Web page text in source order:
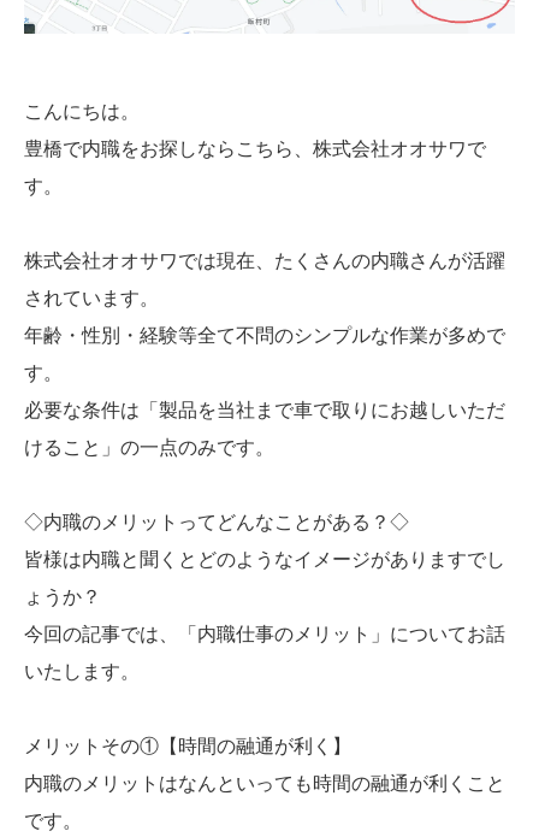
こんにちは。
豊橋で内職をお探しならこちら、株式会社オオサワで
す。
株式会社オオサワでは現在、たくさんの内職さんが活躍
されています。
年齢・性別・経験等全て不問のシンプルな作業が多めで
す。
必要な条件は「製品を当社まで車で取りにお越しいただ
けること」の一点のみです。
◇内職のメリットってどんなことがある？◇
皆様は内職と聞くとどのようなイメージがありますでし
ょうか？
今回の記事では、「内職仕事のメリット」についてお話
いたします。
メリットその①【時間の融通が利く】
内職のメリットはなんといっても時間の融通が利くこと
です。